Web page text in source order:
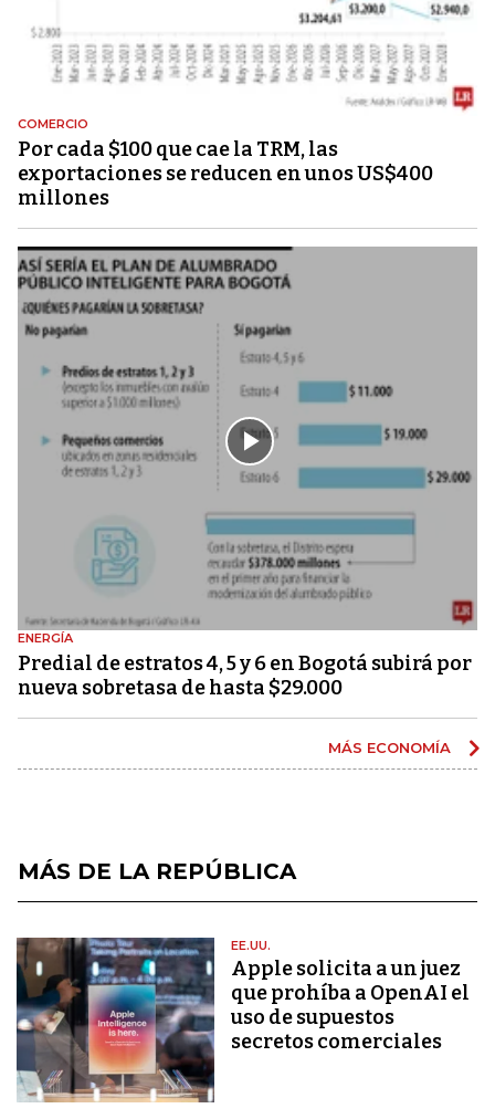
COMERCIO
Por cada $100 que cae la TRM, las
exportaciones se reducen en unos US$400
millones
ENERGÍA
Predial de estratos 4, 5 y 6 en Bogotá subirá por
nueva sobretasa de hasta $29.000
MÁS ECONOMÍA
MÁS DE LA REPÚBLICA
EE.UU.
Apple solicita a un juez
que prohíba a OpenAI el
uso de supuestos
secretos comerciales